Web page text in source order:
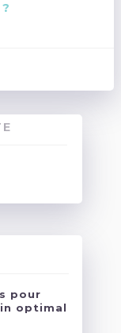
pour
optimal